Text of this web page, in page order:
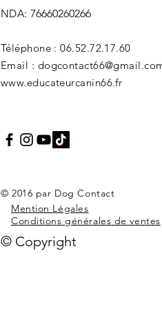
NDA:76660260266
Téléphone : 06.52.72.17.60
Email :
www.educateurcanin66.fr
© 2016 par Dog Contact
Mention Légales
Conditions générales de ventes
© Copyright